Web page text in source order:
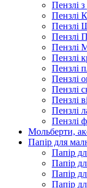
Пензлі
Пензлі
Пензлі
Пензлі
Пензлі
Пензлі
Пензлі
Пензлі
Пензлі
Пензлі
Пензлі
Пензлі
Мольберти,
Папір для
Папір
Папір
Папір
Папір